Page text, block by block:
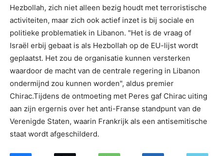
Hezbollah, zich niet alleen bezig houdt met terroristische
activiteiten, maar zich ook actief inzet is bij sociale en
politieke problematiek in Libanon. "Het is de vraag of
Israël erbij gebaat is als Hezbollah op de EU-lijst wordt
geplaatst. Het zou de organisatie kunnen versterken
waardoor de macht van de centrale regering in Libanon
ondermijnd zou kunnen worden", aldus premier
Chirac.Tijdens de ontmoeting met Peres gaf Chirac uiting
aan zijn ergernis over het anti-Franse standpunt van de
Verenigde Staten, waarin Frankrijk als een antisemitische
staat wordt afgeschilderd.